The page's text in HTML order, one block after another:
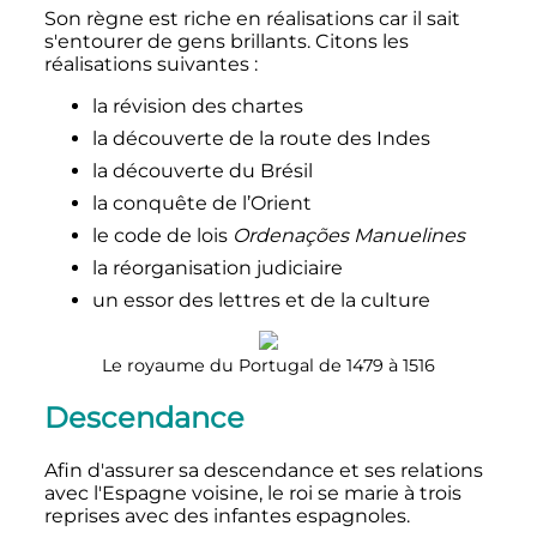
Son règne est riche en réalisations car il sait
s'entourer de gens brillants. Citons les
réalisations suivantes :
la révision des chartes
la découverte de la route des Indes
la découverte du Brésil
la conquête de l’Orient
le code de lois Ordenações Manuelines
la réorganisation judiciaire
un essor des lettres et de la culture
Le royaume du Portugal de 1479 à 1516
Descendance
Afin d'assurer sa descendance et ses relations
avec l'Espagne voisine, le roi se marie à trois
reprises avec des infantes espagnoles.